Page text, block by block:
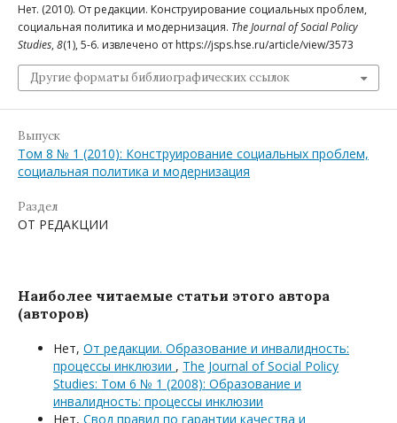
Нет. (2010). От редакции. Конструирование социальных проблем,
социальная политика и модернизация. The Journal of Social Policy
Studies, 8(1), 5-6. извлечено от https://jsps.hse.ru/article/view/3573
Другие форматы библиографических ссылок
Выпуск
Том 8 № 1 (2010): Конструирование социальных проблем,
социальная политика и модернизация
Раздел
ОТ РЕДАКЦИИ
Наиболее читаемые статьи этого автора
(авторов)
Нет, От редакции. Образование и инвалидность:
процессы инклюзии , The Journal of Social Policy
Studies: Том 6 № 1 (2008): Образование и
инвалидность: процессы инклюзии
Нет, Свод правил по гарантии качества и